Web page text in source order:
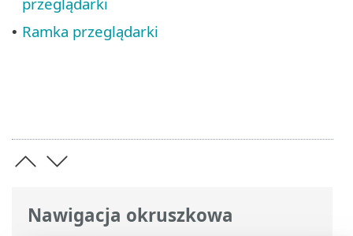
Nawigacja okruszkowa
• Ramka przeglądarki